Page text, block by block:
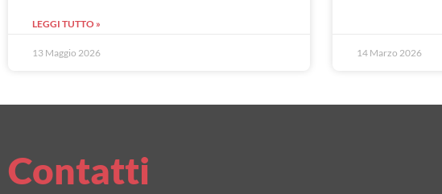
LEGGI TUTTO »
13 Maggio 2026 14 Marzo 2026
Contatti